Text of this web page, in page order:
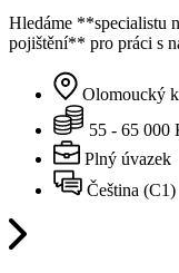
Hledáme **specialistu
pojištění** pro práci s
Olomoucký
55 - 65 000
Plný úvazek
Čeština (C1)